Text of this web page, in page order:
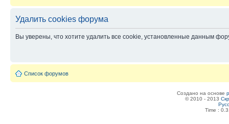
Удалить cookies форума
Вы уверены, что хотите удалить все cookie, установленные данным
Список форумов
Создано на основе
© 2010 - 2013
Time :